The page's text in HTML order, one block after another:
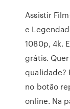
Assistir
e
1080p, 4k.
grátis.
qualidade?
no botão
online. Na